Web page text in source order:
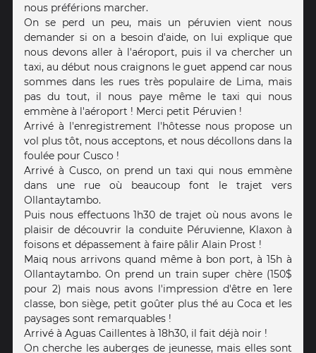
nous préférions marcher.
On se perd un peu, mais un péruvien vient nous
demander si on a besoin d'aide, on lui explique que
nous devons aller à l'aéroport, puis il va chercher un
taxi, au début nous craignons le guet append car nous
sommes dans les rues très populaire de Lima, mais
pas du tout, il nous paye même le taxi qui nous
emmène à l'aéroport ! Merci petit Péruvien !
Arrivé à l'enregistrement l'hôtesse nous propose un
vol plus tôt, nous acceptons, et nous décollons dans la
foulée pour Cusco !
Arrivé à Cusco, on prend un taxi qui nous emmène
dans une rue où beaucoup font le trajet vers
Ollantaytambo.
Puis nous effectuons 1h30 de trajet où nous avons le
plaisir de découvrir la conduite Péruvienne, Klaxon à
foisons et dépassement à faire pâlir Alain Prost !
Maiq nous arrivons quand même à bon port, à 15h à
Ollantaytambo. On prend un train super chère (150$
pour 2) mais nous avons l'impression d'être en 1ere
classe, bon siège, petit goûter plus thé au Coca et les
paysages sont remarquables !
Arrivé à Aguas Caillentes à 18h30, il fait déjà noir !
On cherche les auberges de jeunesse, mais elles sont